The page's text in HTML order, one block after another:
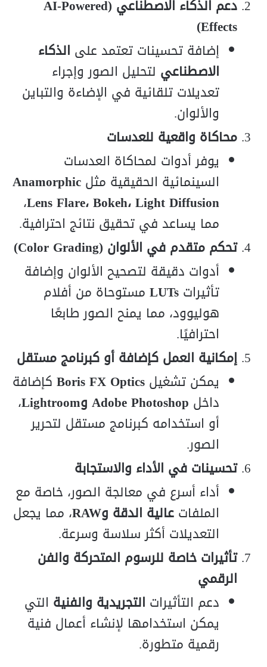
دعم الذكاء الاصطناعي (AI-Powered
Effects)
إضافة تحسينات تعتمد على الذكاء
الاصطناعي لتحليل الصور وإجراء
تعديلات تلقائية في الإضاءة والتباين
والألوان.
محاكاة واقعية للعدسات
يوفر أدوات لمحاكاة العدسات
السينمائية الحقيقية مثل Anamorphic
Lens Flare، Bokeh، Light Diffusion،
مما يساعد في تحقيق نتائج احترافية.
تحكم متقدم في الألوان (Color Grading)
أدوات دقيقة لتصحيح الألوان وإضافة
تأثيرات LUTs مستوحاة من أفلام
هوليوود، مما يمنح الصور طابعًا
احترافيًا.
إمكانية العمل كإضافة أو كبرنامج مستقل
يمكن تشغيل Boris FX Optics كإضافة
داخل Adobe Photoshop وLightroom
،
أو استخدامه كبرنامج مستقل لتحرير
الصور.
تحسينات في الأداء والاستجابة
أداء أسرع في معالجة الصور، خاصة مع
الملفات عالية الدقة وRAW
، مما يجعل
التعديلات أكثر سلاسة وسرعة.
تأثيرات خاصة للرسوم المتحركة والفن
الرقمي
دعم التأثيرات التجريدية والفنية التي
يمكن استخدامها لإنشاء أعمال فنية
رقمية متطورة.